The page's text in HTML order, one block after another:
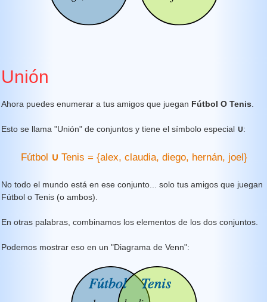
Unión
Ahora puedes enumerar a tus amigos que juegan Fútbol O Tenis
Esto se llama "Unión" de conjuntos y tiene el símbolo especial ∪:
Fútbol ∪ Tenis = {alex, claudia, diego, hernán, joel}
No todo el mundo está en ese conjunto... solo tus amigos que juegan
Fútbol o Tenis (o ambos).
En otras palabras, combinamos los elementos de los dos conjuntos.
Podemos mostrar eso en un "Diagrama de Venn":